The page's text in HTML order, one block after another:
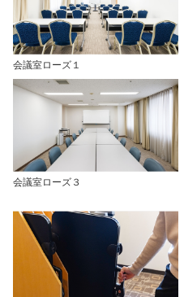
会議室ローズ１
会議室ローズ３